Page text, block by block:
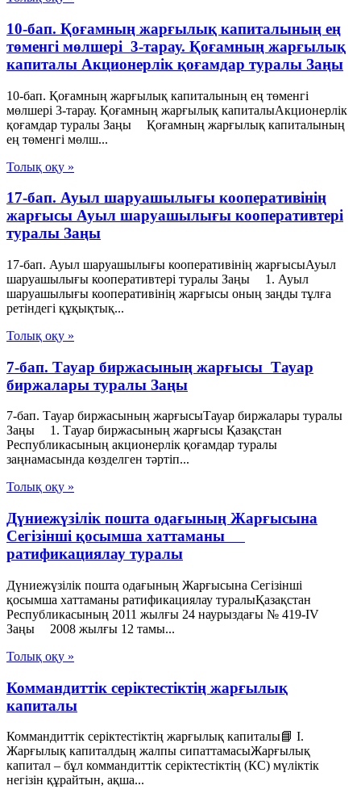
10-бап. Қоғамның жарғылық капиталының ең
төменгі мөлшері 3-тарау. Қоғамның жарғылық
капиталы Акционерлік қоғамдар туралы Заңы
10-бап. Қоғамның жарғылық капиталының ең төменгі
мөлшері 3-тарау. Қоғамның жарғылық капиталыАкционерлік
қоғамдар туралы Заңы Қоғамның жарғылық капиталының
ең төменгі мөлш...
Толық оқу »
17-бап. Ауыл шаруашылығы кооперативінің
жарғысы Ауыл шаруашылығы кооперативтері
туралы Заңы
17-бап. Ауыл шаруашылығы кооперативінің жарғысыАуыл
шаруашылығы кооперативтері туралы Заңы 1. Ауыл
шаруашылығы кооперативінің жарғысы оның заңды тұлға
ретіндегі құқықтық...
Толық оқу »
7-бап. Тауар биржасының жарғысы Тауар
биржалары туралы Заңы
7-бап. Тауар биржасының жарғысыТауар биржалары туралы
Заңы 1. Тауар биржасының жарғысы Қазақстан
Республикасының акционерлік қоғамдар туралы
заңнамасында көзделген тәртіп...
Толық оқу »
Дүниежүзілік пошта одағының Жарғысына
Сегізінші қосымша хаттаманы
ратификациялау туралы
Дүниежүзілік пошта одағының Жарғысына Сегізінші
қосымша хаттаманы ратификациялау туралыҚазақстан
Республикасының 2011 жылғы 24 наурыздағы № 419-IV
Заңы 2008 жылғы 12 тамы...
Толық оқу »
Коммандиттік серіктестіктің жарғылық
капиталы
Коммандиттік серіктестіктің жарғылық капиталы📘 I.
Жарғылық капиталдың жалпы сипаттамасыЖарғылық
капитал – бұл коммандиттік серіктестіктің (КС) мүліктік
негізін құрайтын, ақша...